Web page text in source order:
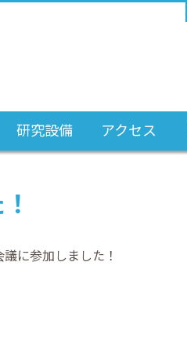
研究設備 アクセス
に参加しました！